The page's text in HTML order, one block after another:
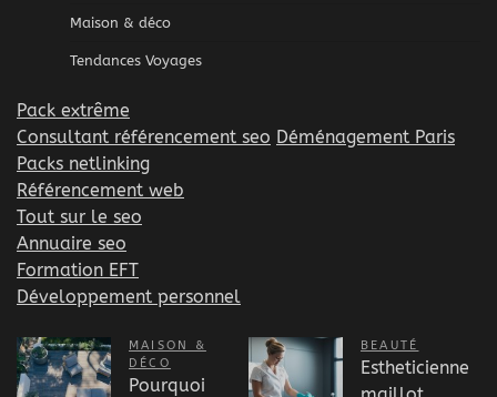
Maison & déco
Tendances Voyages
Pack extrême
Consultant référencement seo Déménagement Paris
Packs netlinking
Référencement web
Tout sur le seo
Annuaire seo
Formation EFT
Développement personnel
MAISON &
DÉCO
Pourquoi
BEAUTÉ
Estheticienne